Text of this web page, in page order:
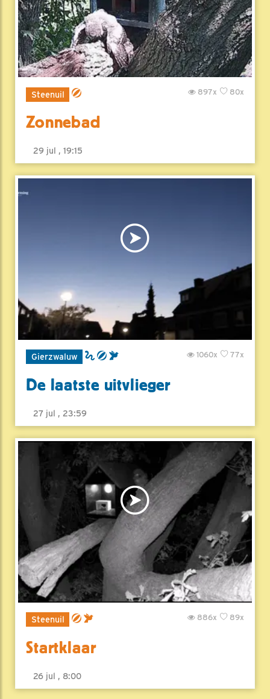
Steenuil 80x
897x
Zonnebad
29 jul , 19:15
Gierzwaluw 77x
1060x
De laatste uitvlieger
27 jul , 23:59
Steenuil 89x
886x
Startklaar
26 jul , 8:00